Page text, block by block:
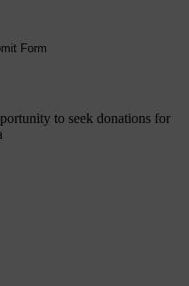
to seek donations for